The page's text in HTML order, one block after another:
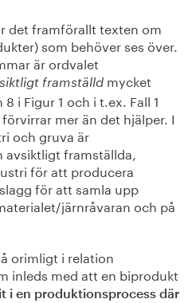
det framförallt texten om
som behöver ses över.
är ordvalet
framställd mycket
i Figur 1 och i t.ex. Fall 1
mer än det hjälper. I
och gruva är
avsiktligt framställda,
för att producera
för att samla upp
järnråvaran och på
orimligt i relation
inleds med att en biprodukt
i en produktionsprocess där